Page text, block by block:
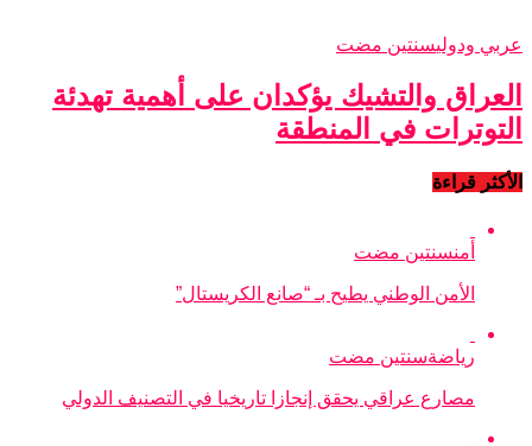
عربي ودوليسنتين مضت
العراق والتشيك يؤكدان على أهمية تهدئة
التوترات في المنطقة
الأكثر قراءة
أمنسنتين مضت
الأمن الوطني يطيح بـ “صانع الكريستال”
رياضةسنتين مضت
مصارع عراقي يحقق إنجازا تاريخيا في التصنيف الدولي